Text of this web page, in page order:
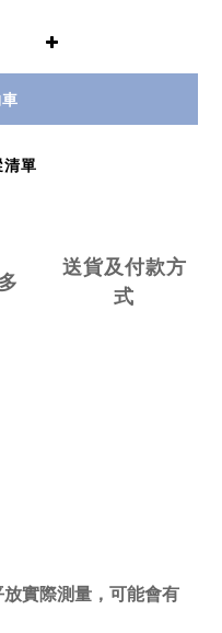
單
送貨及付款方
式
實際測量，可能會有